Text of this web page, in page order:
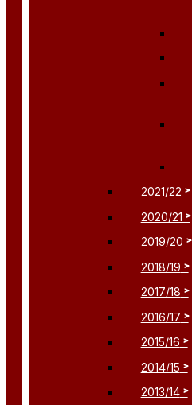
2021/22
2020/21
2019/20
2018/19
2017/18
2016/17
2015/16
2014/15
2013/14